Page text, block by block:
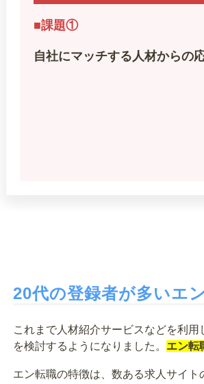
■課題①
自社にマッチする人材からの
20代の登録者が多いエ
これまで人材紹介サービスなどを利
を検討するようになりました。 エン転
エン転職の特徴は、数ある求人サイト